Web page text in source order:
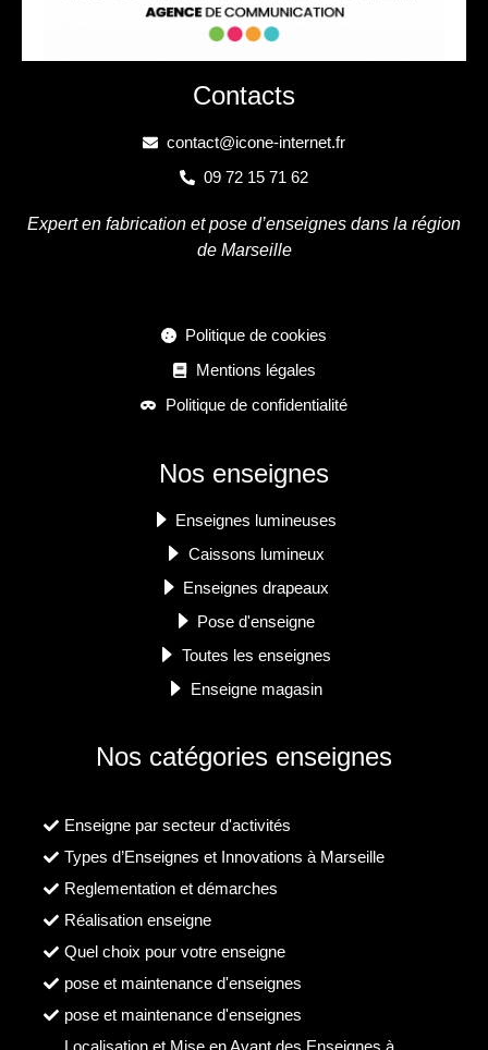
Contacts
contact@icone-internet.fr
09 72 15 71 62
Expert en fabrication et pose d’enseignes dans la région
de Marseille
Politique de cookies
Mentions légales
Politique de confidentialité
Nos enseignes
Enseignes lumineuses
Caissons lumineux
Enseignes drapeaux
Pose d'enseigne
Toutes les enseignes
Enseigne magasin
Nos catégories enseignes
Enseigne par secteur d'activités
Types d’Enseignes et Innovations à Marseille
Reglementation et démarches
Réalisation enseigne
Quel choix pour votre enseigne
pose et maintenance d'enseignes
pose et maintenance d'enseignes
Localisation et Mise en Avant des Enseignes à